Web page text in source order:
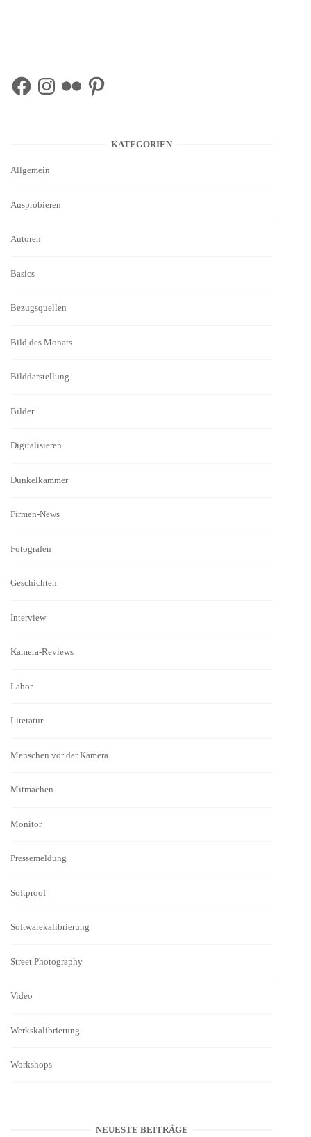
FacebookInstagram
Flickr Pinterest
KATEGORIEN
Allgemein
Ausprobieren
Autoren
Basics
Bezugsquellen
Bild des Monats
Bilddarstellung
Bilder
Digitalisieren
Dunkelkammer
Firmen-News
Fotografen
Geschichten
Interview
Kamera-Reviews
Labor
Literatur
Menschen vor der Kamera
Mitmachen
Monitor
Pressemeldung
Softproof
Softwarekalibrierung
Street Photography
Video
Werkskalibrierung
Workshops
NEUESTE BEITRÄGE